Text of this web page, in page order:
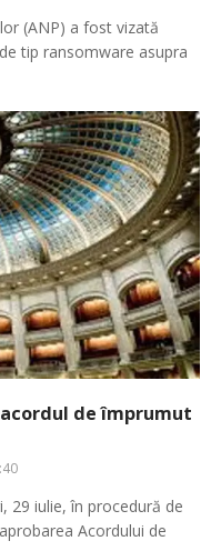
(ANP) a fost vizată
tip ransomware asupra
de împrumut
29 iulie, în procedură de
Acordului de